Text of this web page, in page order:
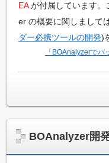
EAが付属しています。
er の概要に関しまして
ダー必携ツールの開発)
「BOAnalyzerで
BOAnalyzer開